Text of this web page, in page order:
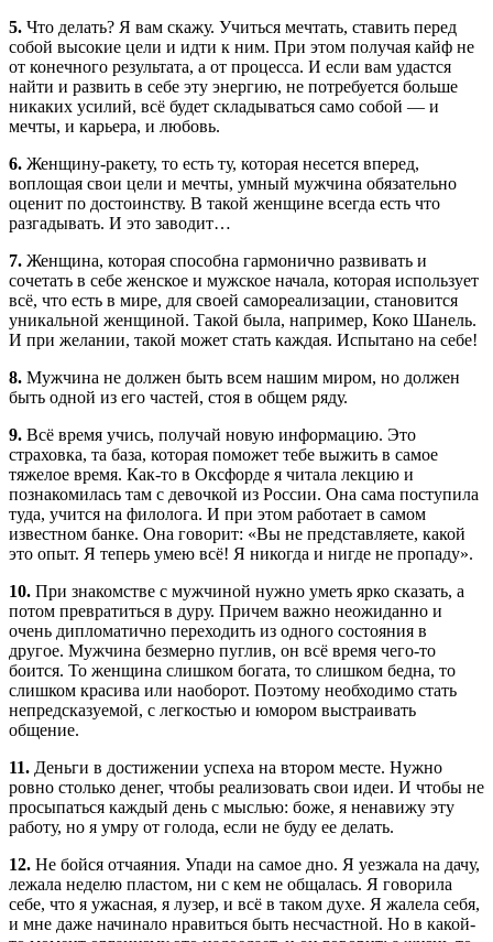
5. Что делать? Я вам скажу. Учиться мечтать, ставить перед
собой высокие цели и идти к ним. При этом получая кайф не
от конечного результата, а от процесса. И если вам удастся
найти и развить в себе эту энергию, не потребуется больше
никаких усилий, всё будет складываться само собой — и
мечты, и карьера, и любовь.
6. Женщину-ракету, то есть ту, которая несется вперед,
воплощая свои цели и мечты, умный мужчина обязательно
оценит по достоинству. В такой женщине всегда есть что
разгадывать. И это заводит…
7. Женщина, которая способна гармонично развивать и
сочетать в себе женское и мужское начала, которая использует
всё, что есть в мире, для своей самореализации, становится
уникальной женщиной. Такой была, например, Коко Шанель.
И при желании, такой может стать каждая. Испытано на себе!
8. Мужчина не должен быть всем нашим миром, но должен
быть одной из его частей, стоя в общем ряду.
9. Всё время учись, получай новую информацию. Это
страховка, та база, которая поможет тебе выжить в самое
тяжелое время. Как-то в Оксфорде я читала лекцию и
познакомилась там с девочкой из России. Она сама поступила
туда, учится на филолога. И при этом работает в самом
известном банке. Она говорит: «Вы не представляете, какой
это опыт. Я теперь умею всё! Я никогда и нигде не пропаду».
10. При знакомстве с мужчиной нужно уметь ярко сказать, а
потом превратиться в дуру. Причем важно неожиданно и
очень дипломатично переходить из одного состояния в
другое. Мужчина безмерно пуглив, он всё время чего-то
боится. То женщина слишком богата, то слишком бедна, то
слишком красива или наоборот. Поэтому необходимо стать
непредсказуемой, с легкостью и юмором выстраивать
общение.
11. Деньги в достижении успеха на втором месте. Нужно
ровно столько денег, чтобы реализовать свои идеи. И чтобы не
просыпаться каждый день с мыслью: боже, я ненавижу эту
работу, но я умру от голода, если не буду ее делать.
12. Не бойся отчаяния. Упади на самое дно. Я уезжала на дачу,
лежала неделю пластом, ни с кем не общалась. Я говорила
себе, что я ужасная, я лузер, и всё в таком духе. Я жалела себя,
и мне даже начинало нравиться быть несчастной. Но в какой-